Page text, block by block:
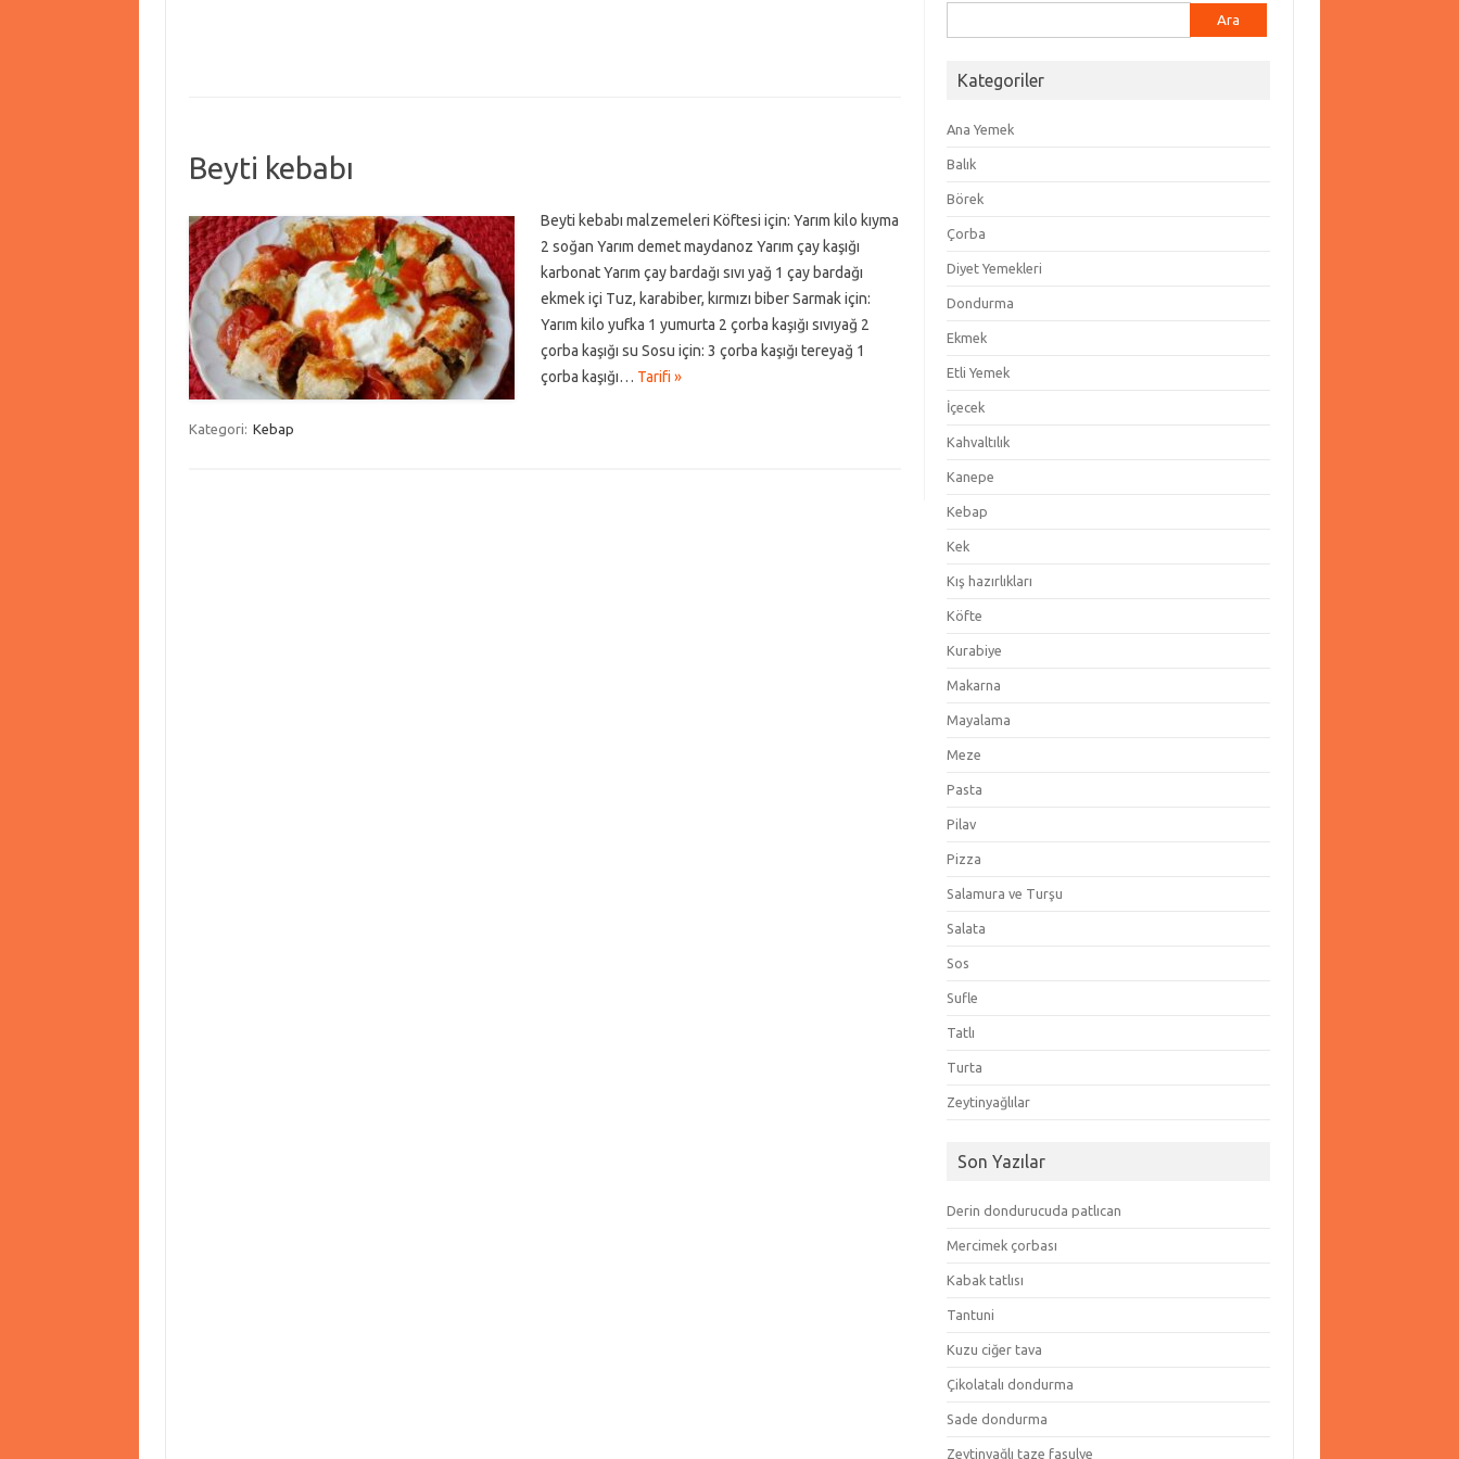
Beyti kebabı
Beyti kebabı malzemeleri Köftesi için: Yarım kilo kıyma
2 soğan Yarım demet maydanoz Yarım çay kaşığı
karbonat Yarım çay bardağı sıvı yağ 1 çay bardağı
ekmek içi Tuz, karabiber, kırmızı biber Sarmak için:
Yarım kilo yufka 1 yumurta 2 çorba kaşığı sıvıyağ 2
çorba kaşığı su Sosu için: 3 çorba kaşığı tereyağ 1
çorba kaşığı… Tarifi »
Kategori: Kebap
Kategoriler
Ana Yemek
Balık
Börek
Çorba
Diyet Yemekleri
Dondurma
Ekmek
Etli Yemek
İçecek
Kahvaltılık
Kanepe
Kebap
Kek
Kış hazırlıkları
Köfte
Kurabiye
Makarna
Mayalama
Meze
Pasta
Pilav
Pizza
Salamura ve Turşu
Salata
Sos
Sufle
Tatlı
Turta
Zeytinyağlılar
Son Yazılar
Derin dondurucuda patlıcan
Mercimek çorbası
Kabak tatlısı
Tantuni
Kuzu ciğer tava
Çikolatalı dondurma
Sade dondurma
Zeytinyağlı taze fasulye